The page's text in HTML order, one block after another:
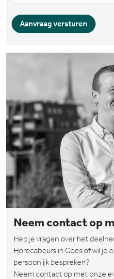
Aanvraag versturen
Neem contact op
Heb je vragen over het
Horecabeurs in Goes of wil je
persoonlijk bespreken?
Neem contact op met onze